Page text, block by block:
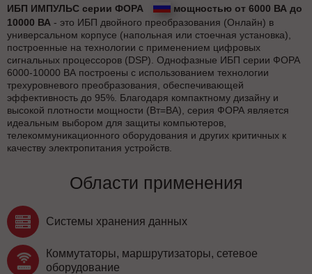
ИБП ИМПУЛЬС серии ФОРА
мощностью от 6000 ВА до
10000 ВА - это ИБП двойного преобразования (Онлайн) в
универсальном корпусе (напольная или стоечная установка),
построенные на технологии с применением цифровых
сигнальных процессоров (DSP). Однофазные ИБП серии ФОРА
6000-10000 ВА построены с использованием технологии
трехуровневого преобразования, обеспечивающей
эффективность до 95%. Благодаря компактному дизайну и
высокой плотности мощности (Вт=ВА), серия ФОРА является
идеальным выбором для защиты компьютеров,
телекоммуникационного оборудования и других критичных к
качеству электропитания устройств.
Области применения
Системы хранения данных
Коммутаторы, маршрутизаторы, сетевое
оборудование